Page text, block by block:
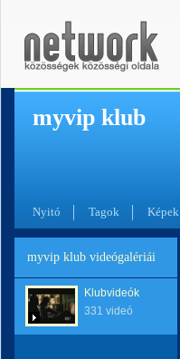
myvip klub
Nyitó Tagok Képek
myvip klub videógalériái
Klubvideók
331 videó